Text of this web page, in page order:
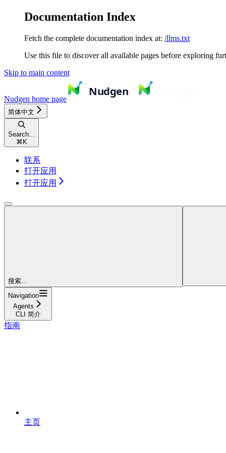
Documentation Index
Fetch the complete documentation index at: /llms.txt
Use this file to discover all available pages before exploring
Skip to main content
Nudgen home page
简体中文
Search...
⌘ K
联系
打开应用
打开应用
搜索...
Navigation
Agents
CLI 简介
指南
主页